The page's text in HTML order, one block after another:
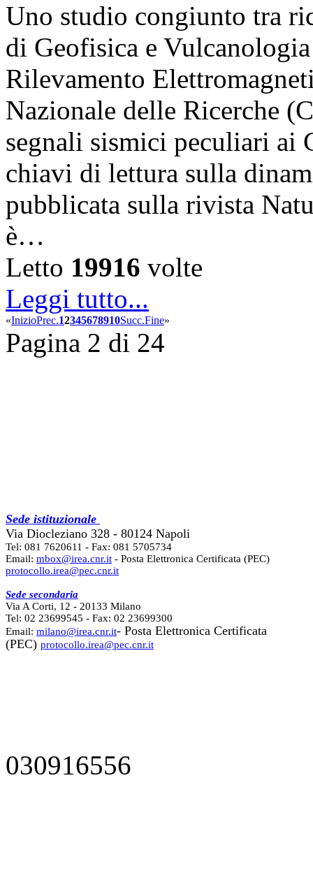
Uno studio congiunto tra
di Geofisica e
Rilevamento
Nazionale delle Ricerche
segnali sismici peculiari ai
chiavi di lettura sulla
pubblicata sulla rivista
è…
Letto 19916 volte
Leggi tutto...
«InizioPrec.12345678910Succ.Fine»
Pagina 2 di 24
Sede istituzionale
Via Diocleziano 328 - 80124 Napoli
Tel: 081 7620611 - Fax: 081 5705734
Email: mbox@irea.cnr.it - Posta Elettronica Certificata (PEC)
protocollo.irea@pec.cnr.it
Sede secondaria
Via A Corti, 12 - 20133 Milano
Tel: 02 23699545 - Fax: 02 23699300
Email: milano@irea.cnr.it- Posta Elettronica Certificata
(PEC) protocollo.irea@pec.cnr.it
030916556